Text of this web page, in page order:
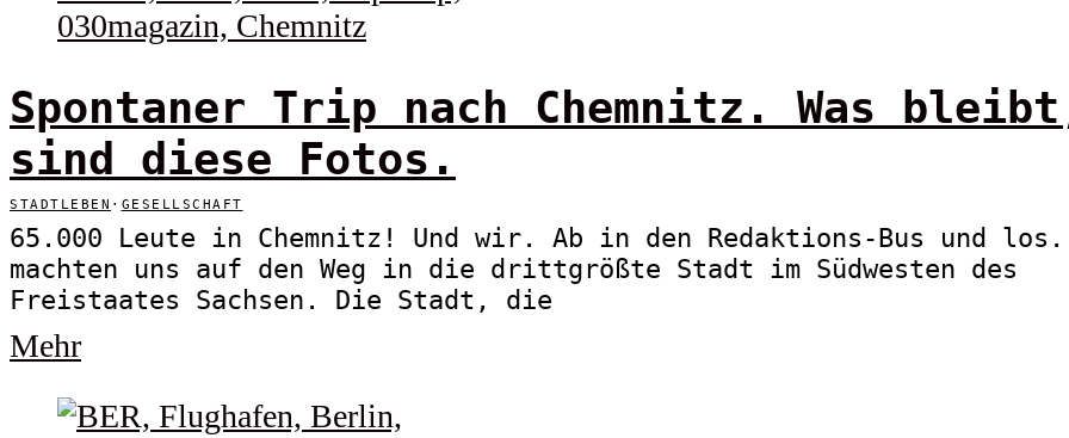
Spontaner Trip nach Chemnitz. Was
sind diese Fotos.
STADTLEBEN · GESELLSCHAFT
65.000 Leute in Chemnitz! Und wir. Ab in den Redaktions-Bus und
machten uns auf den Weg in die drittgrößte Stadt im Südwesten des
Freistaates Sachsen. Die Stadt, die
Mehr